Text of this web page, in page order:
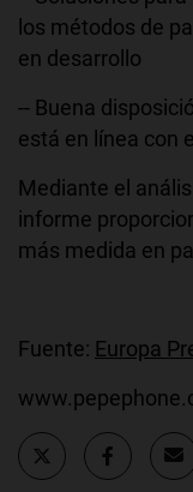
los métodos de
en desarrollo
-- Buena
está en línea con
Mediante el
informe
más medida en
Fuente: Europa